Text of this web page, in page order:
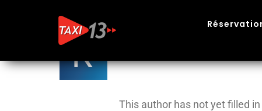
About
This author has not yet filled